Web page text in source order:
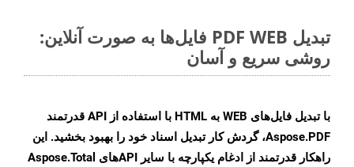
تبدیل PDF WEB فایل‌ها به صورت آنلاین:
روشی سریع و آسان
با تبدیل فایل‌های WEB به HTML با استفاده از API قدرتمند
Aspose.PDF، گردش کار تبدیل اسناد خود را بهبود بخشید. این
راهکار قدرتمند از ادغام یکپارچه با سایر APIهای Aspose.Total